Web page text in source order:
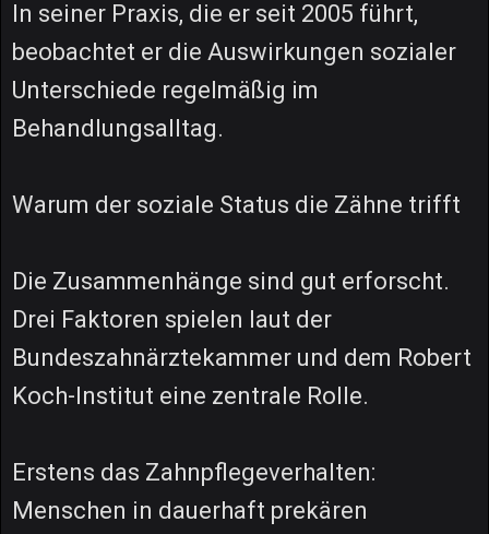
In seiner Praxis, die er seit 2005 führt,
beobachtet er die Auswirkungen sozialer
Unterschiede regelmäßig im
Behandlungsalltag.
Warum der soziale Status die Zähne trifft
Die Zusammenhänge sind gut erforscht.
Drei Faktoren spielen laut der
Bundeszahnärztekammer und dem Robert
Koch-Institut eine zentrale Rolle.
Erstens das Zahnpflegeverhalten:
Menschen in dauerhaft prekären